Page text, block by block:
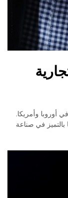
أوروبا وأمريكا.
بالتميز في صناعة